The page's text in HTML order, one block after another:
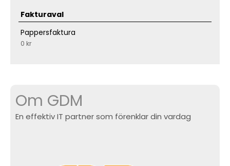
Fakturaval
Pappersfaktura
0 kr
Om GDM
En effektiv IT partner som förenklar din vardag